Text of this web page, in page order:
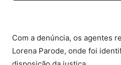
Com a denúncia, os agentes
Lorena Parode, onde foi